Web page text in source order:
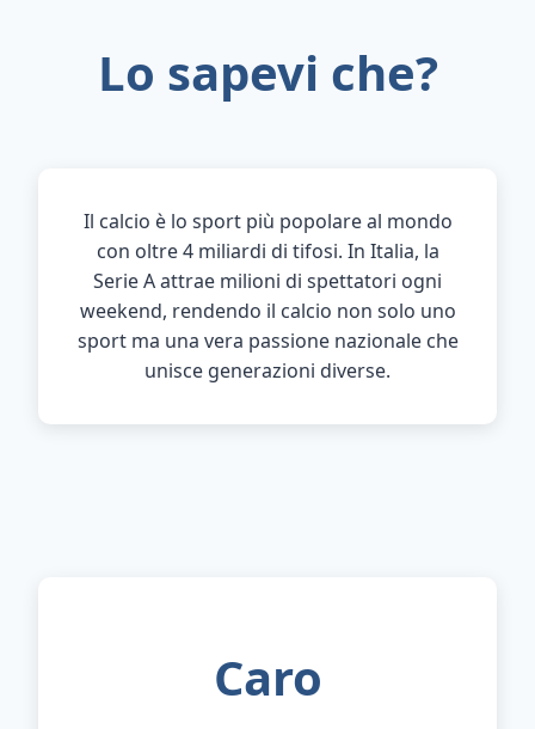
Lo sapevi che?
Il calcio è lo sport più popolare al mondo
con oltre 4 miliardi di tifosi. In Italia, la
Serie A attrae milioni di spettatori ogni
weekend, rendendo il calcio non solo uno
sport ma una vera passione nazionale che
unisce generazioni diverse.
Caro